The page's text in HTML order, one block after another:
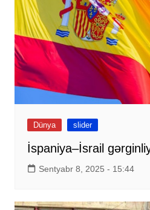
Dünya slider
İspaniya–İsrail
Sentyabr 8, 2025 - 15:44